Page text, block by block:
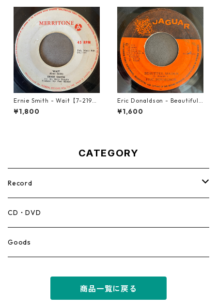
Ernie Smith - Wait【7-2196
0】
¥1,800
Eric Donaldson - Beautiful
Maiden【7-21788】
¥1,600
CATEGORY
Record
Mento,Calypso,Ballad
Ska
CD・DVD
Goods
商品一覧に戻る